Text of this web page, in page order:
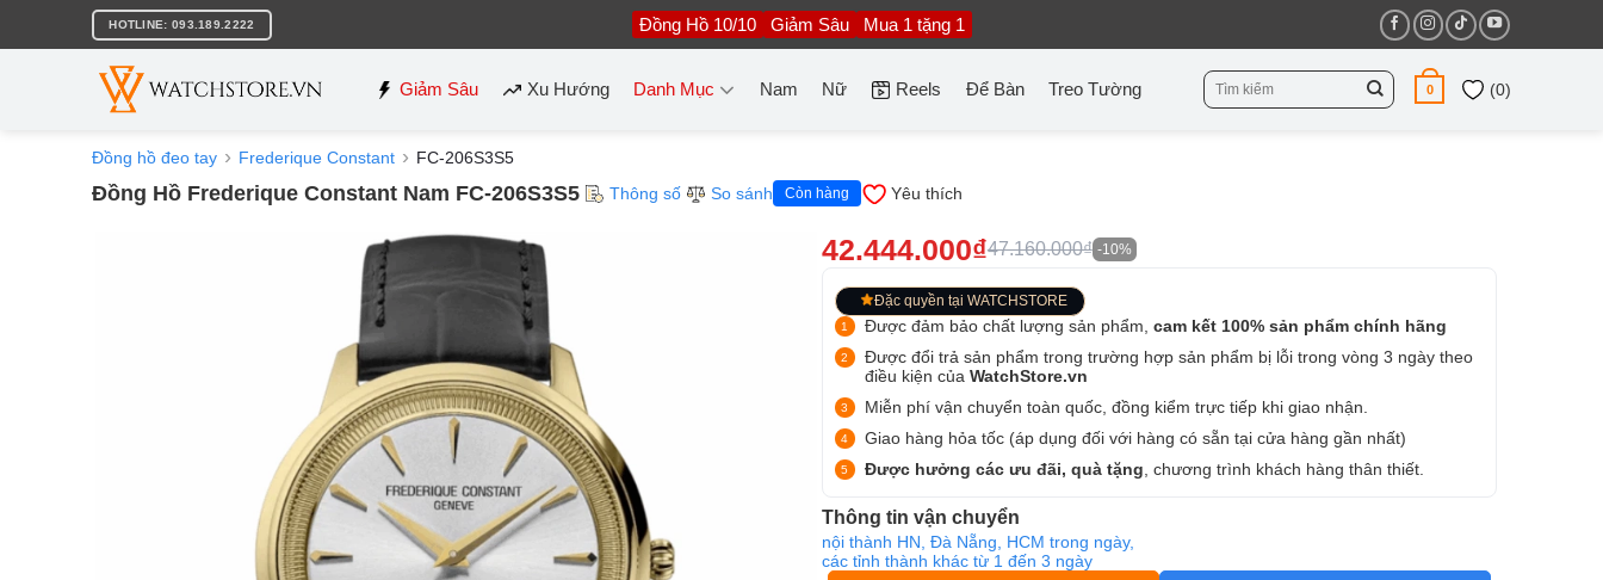
nội
HOTLINE: 093.189.2222 Đồng Hồ 10/10 Giảm Sâu Mua 1 tặng 1
Giảm Sâu Xu Hướng Danh Mục Nam Nữ Reels Để Bàn Treo Tường
Tìm
kiếm:
0 (0)
Đồng hồ đeo tay Frederique Constant FC-206S3S5
Đồng Hồ Frederique Constant Nam FC-206S3S5 Thông số So sánh Còn hàng Yêu thích
42.444.000₫47.160.000₫ -10%
Đặc quyền tại WATCHSTORE
Được đảm bảo chất lượng sản phẩm, cam kết 100% sản phẩm chính hãng
Được đổi trả sản phẩm trong trường hợp sản phẩm bị lỗi trong vòng 3 ngày theo
điều kiện của WatchStore.vn
Miễn phí vận chuyển toàn quốc, đồng kiểm trực tiếp khi giao nhận.
Giao hàng hỏa tốc (áp dụng đối với hàng có sẵn tại cửa hàng gần nhất)
Được hưởng các ưu đãi, quà tặng , chương trình khách hàng thân thiết.
Thông tin vận chuyển
nội thành HN, Đà Nẵng, HCM trong ngày,
các tỉnh thành khác từ 1 đến 3 ngày